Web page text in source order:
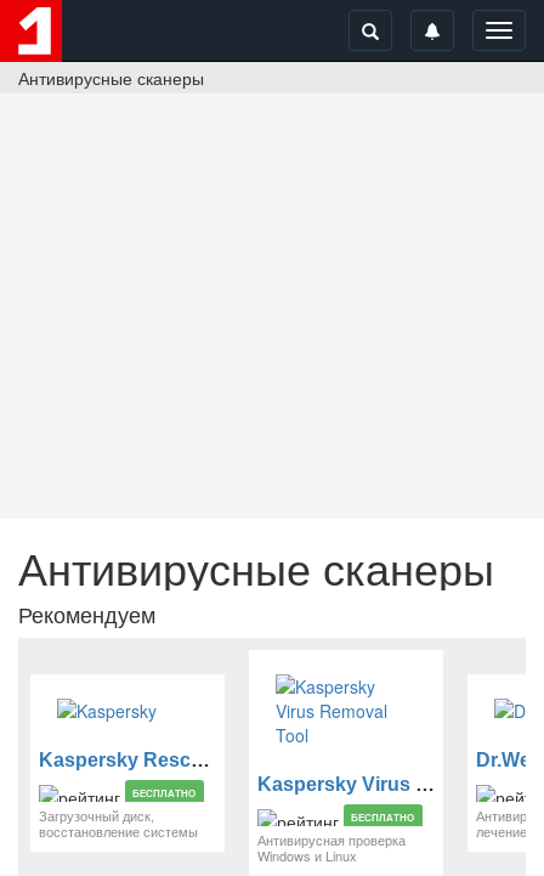
Антивирусные сканеры
Антивирусные сканеры
Рекомендуем
Kaspersky Rescue Disk
БЕСПЛАТНО
Загрузочный диск,
восстановление системы
Kaspersky Virus Removal Tool
БЕСПЛАТНО
Антивирусная проверка
Windows и Linux
лечение